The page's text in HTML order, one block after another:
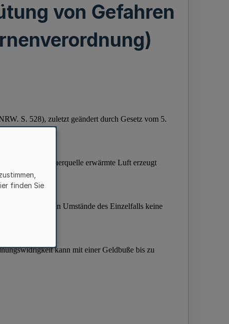
von Gefahren
finden Sie